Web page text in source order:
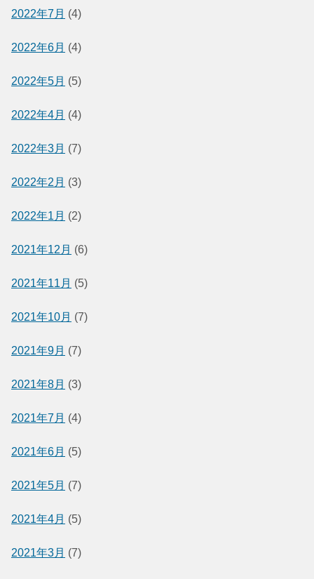
2022年7月 (4)
2022年6月 (4)
2022年5月 (5)
2022年4月 (4)
2022年3月 (7)
2022年2月 (3)
2022年1月 (2)
2021年12月 (6)
2021年11月 (5)
2021年10月 (7)
2021年9月 (7)
2021年8月 (3)
2021年7月 (4)
2021年6月 (5)
2021年5月 (7)
2021年4月 (5)
2021年3月 (7)